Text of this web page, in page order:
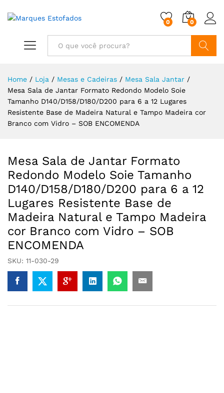
0 0
Home / Loja / Mesas e Cadeiras / Mesa Sala Jantar /
Mesa Sala de Jantar Formato Redondo Modelo Soie
Tamanho D140/D158/D180/D200 para 6 a 12 Lugares
Resistente Base de Madeira Natural e Tampo Madeira cor
Branco com Vidro – SOB ENCOMENDA
Mesa Sala de Jantar Formato
Redondo Modelo Soie Tamanho
D140/D158/D180/D200 para 6 a 12
Lugares Resistente Base de
Madeira Natural e Tampo Madeira
cor Branco com Vidro – SOB
ENCOMENDA
SKU: 11-030-29